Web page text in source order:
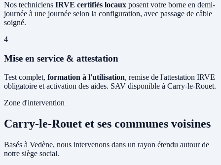
Nos techniciens IRVE certifiés locaux posent votre borne en demi-
journée à une journée selon la configuration, avec passage de câble
soigné.
4
Mise en service & attestation
Test complet, formation à l'utilisation, remise de l'attestation IRVE
obligatoire et activation des aides. SAV disponible à Carry-le-Rouet.
Zone d'intervention
Carry-le-Rouet et ses communes voisines
Basés à Vedène, nous intervenons dans un rayon étendu autour de
notre siège social.